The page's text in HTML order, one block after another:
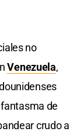
no
Venezuela,
de
crudo a